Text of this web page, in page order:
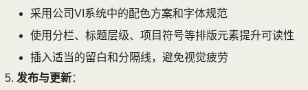
采用公司VI系统中的配色方案和字体规范
使用分栏、标题层级、项目符号等排版元素提升可读性
插入适当的留白和分隔线，避免视觉疲劳
发布与更新：